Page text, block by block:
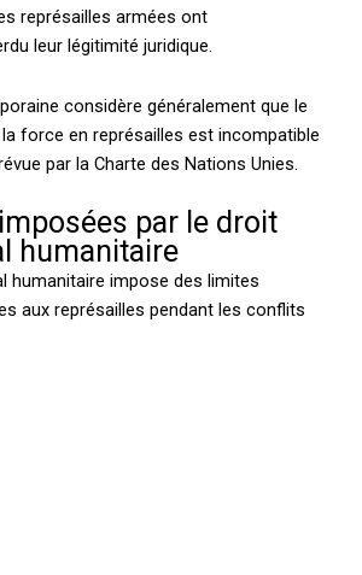
représailles armées ont
leur légitimité juridique.
considère généralement que le
force en représailles est incompatible
par la Charte des Nations Unies.
par le droit
humanitaire
humanitaire impose des limites
aux représailles pendant les conflits